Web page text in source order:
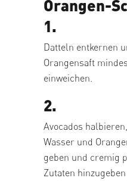
Orangen-
1.
Datteln entkernen
Orangensaft
einweichen.
2.
Avocados
Wasser und
geben und cremig
Zutaten